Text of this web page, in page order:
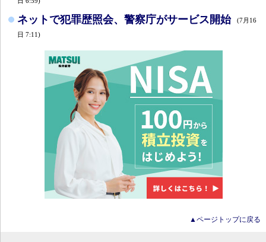
ネットで犯罪歴照会、警察庁がサービス開始
(7月16
日 7:11)
▲ページトップに戻る